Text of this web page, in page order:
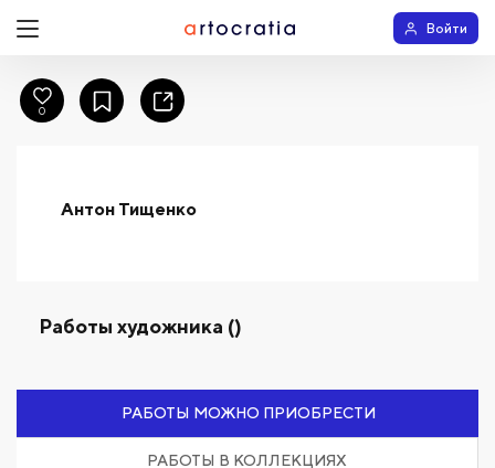
Войти
Антон Тищенко
Работы художника ()
РАБОТЫ МОЖНО ПРИОБРЕСТИ
РАБОТЫ В КОЛЛЕКЦИЯХ
0